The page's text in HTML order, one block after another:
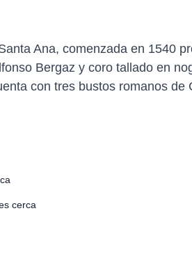
Ana, comenzada en 1540
Bergaz y coro tallado en
con tres bustos romanos de
cerca